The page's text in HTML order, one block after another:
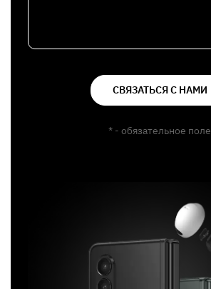
СВЯЗАТЬСЯ С НАМИ
* - обязательное поле